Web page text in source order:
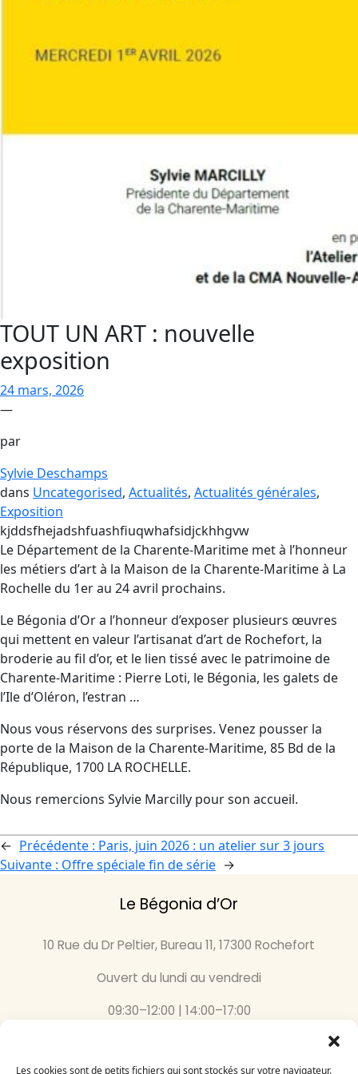
Les cookies sont de petits fichiers qui sont stockés sur votre navigateur.
TOUT UN ART : nouvelle
exposition
24 mars, 2026
—
par
Sylvie Deschamps
dans Uncategorised, Actualités, Actualités générales
Exposition
kjddsfhejadshfuashfiuqwhafsidjckhhgvw
Le Département de la Charente-Maritime met à l’honneur
les métiers d’art à la Maison de la Charente-Maritime à La
Rochelle du 1er au 24 avril prochains.
Le Bégonia d’Or a l’honneur d’exposer plusieurs œuvres
qui mettent en valeur l’artisanat d’art de Rochefort, la
broderie au fil d’or, et le lien tissé avec le patrimoine de
Charente-Maritime : Pierre Loti, le Bégonia, les galets de
l’Ile d’Oléron, l’estran …
Nous vous réservons des surprises. Venez pousser la
porte de la Maison de la Charente-Maritime, 85 Bd de la
République, 1700 LA ROCHELLE.
Nous remercions Sylvie Marcilly pour son accueil.
← Précédente : Paris, juin 2026 : un atelier sur 3 jours
Suivante : Offre spéciale fin de série →
Le Bégonia d’Or
10 Rue du Dr Peltier, Bureau 11, 17300 Rochefort
Ouvert du lundi au vendredi
09:30–12:00 | 14:00–17:00